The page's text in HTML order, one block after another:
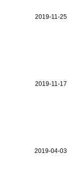
2019-11-25
2019-11-17
2019-04-03